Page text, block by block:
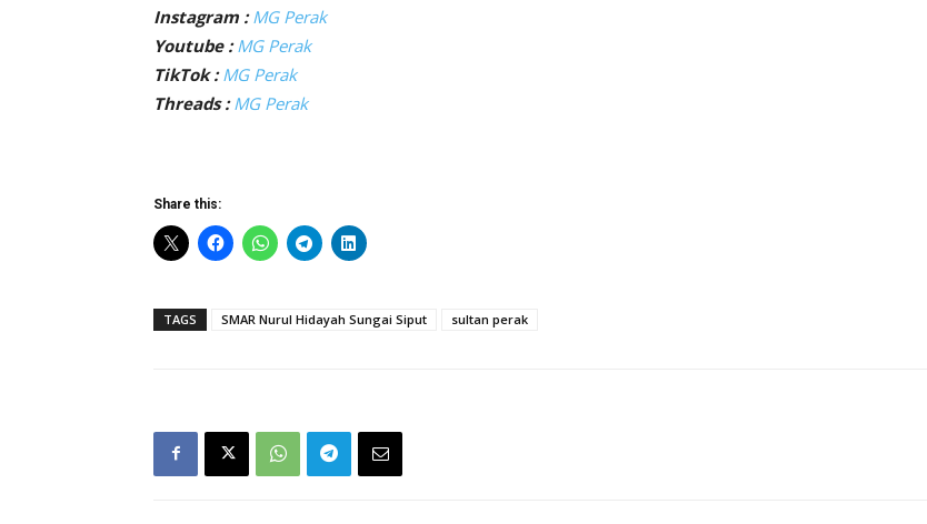
Instagram : MG Perak
Youtube : MG Perak
TikTok : MG Perak
Threads : MG Perak
Share this:
TAGS SMAR Nurul Hidayah Sungai Siput sultan perak